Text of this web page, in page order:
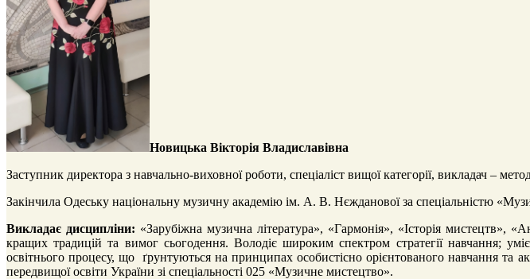
Новицька Вікторія Владиславівна
Заступник директора з навчально-виховної роботи, спеціаліст вищої категорії, викладач –
Закінчила Одеську національну музичну академію ім. А. В. Нєжданової за спеціальністю
Викладає дисципліни: «Зарубіжна музична література», «Гармонія», «Історія мистецтв»,
кращих традицій та вимог сьогодення. Володіє широким спектром стратегії навчання;
освітнього процесу, що ґрунтуються на принципах особистісно орієнтованого навчання та
передвищої освіти України зі спеціальності 025 «Музичне мистецтво».